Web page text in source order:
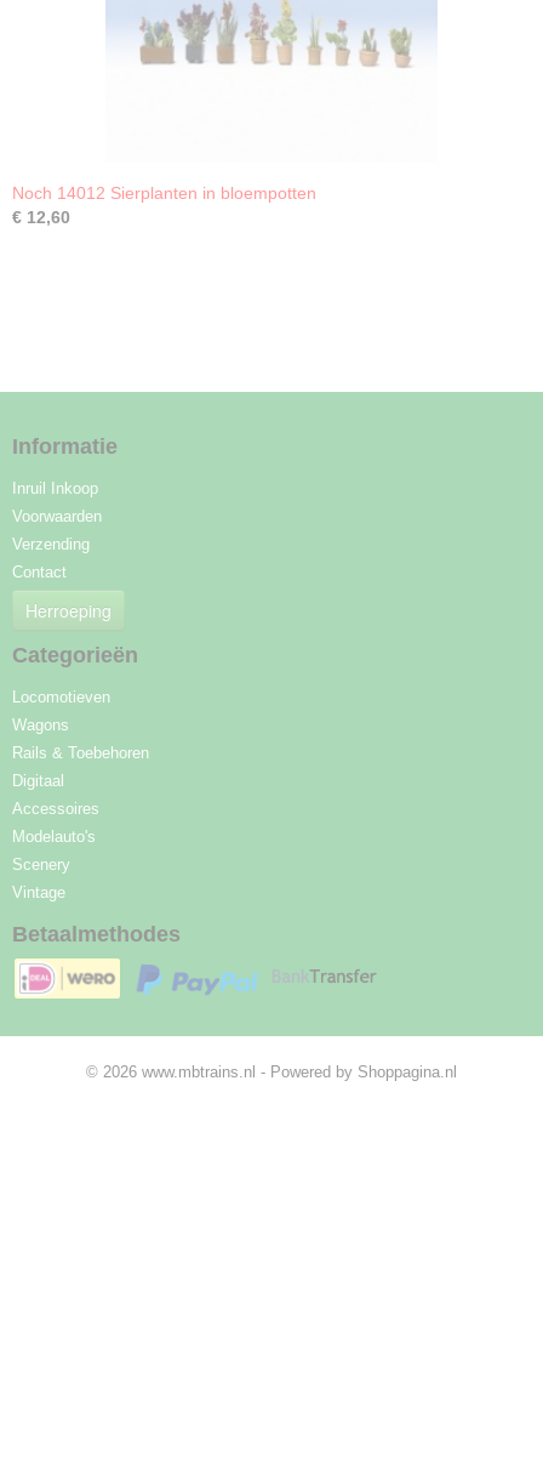
Noch 14012 Sierplanten in bloempotten
€ 12,60
Informatie
Inruil Inkoop
Voorwaarden
Verzending
Contact
Herroeping
Categorieën
Locomotieven
Wagons
Rails & Toebehoren
Digitaal
Accessoires
Modelauto's
Scenery
Vintage
Betaalmethodes
© 2026 www.mbtrains.nl - Powered by Shoppagina.nl